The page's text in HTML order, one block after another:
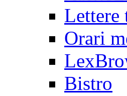
Lettere
Orari
Bistro